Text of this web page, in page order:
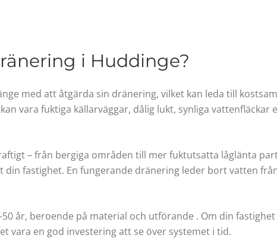
i Huddinge?
med att åtgärda sin dränering, vilket kan leda till
vara fuktiga källarväggar, dålig lukt, synliga
– från bergiga områden till mer fuktutsatta låglänta
fastighet. En fungerande dränering leder bort vatten
år, beroende på material och utförande . Om din
vara en god investering att se över systemet i tid.